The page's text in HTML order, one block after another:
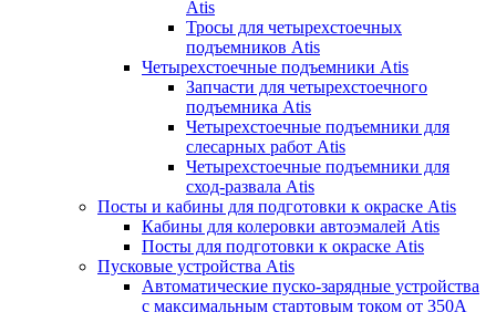
Atis
Тросы для четырехстоечных
подъемников Atis
Четырехстоечные подъемники Atis
Запчасти для четырехстоечного
подъемника Atis
Четырехстоечные подъемники для
слесарных работ Atis
Четырехстоечные подъемники для
сход-развала Atis
Посты и кабины для подготовки к окраске Atis
Кабины для колеровки автоэмалей Atis
Посты для подготовки к окраске Atis
Пусковые устройства Atis
Автоматические пуско-зарядные устройства
с максимальным стартовым током от 350А